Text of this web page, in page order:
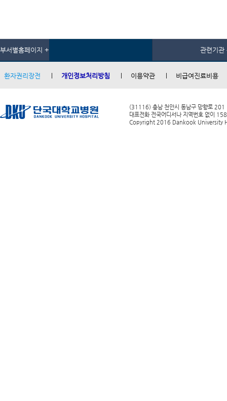
부서별홈페이지 + 관련기관
환자권리장전 개인정보처리방침 이용약관 비급여진료비용
(31116) 충남 천안시 동남구 망향로 201
대표전화 전국어디서나 지역번호 없이
Copyright 2016 Dankook University